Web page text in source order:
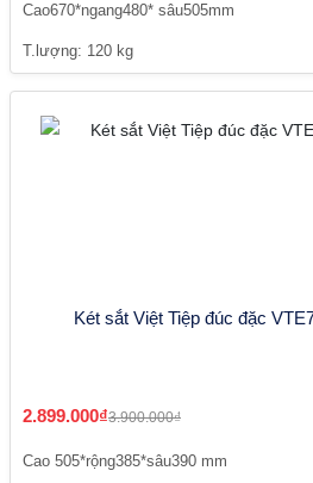
Cao670*ngang480* sâu505mm
T.lượng: 120 kg
Két sắt Việt Tiệp đúc đặc
2.899.000₫3.900.000₫
Cao 505*rộng385*sâu390 mm